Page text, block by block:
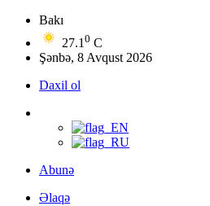
Bakı
27.1 0 C
Şənbə, 8 Avqust 2026
Daxil ol
Abunə
Əlaqə